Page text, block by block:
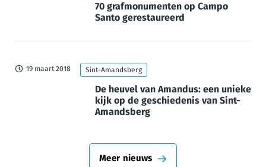
70 grafmonumenten op Campo
Santo gerestaureerd
19 maart 2018 Sint-Amandsberg
De heuvel van Amandus: een unieke
kijk op de geschiedenis van Sint-
Amandsberg
Meer nieuws